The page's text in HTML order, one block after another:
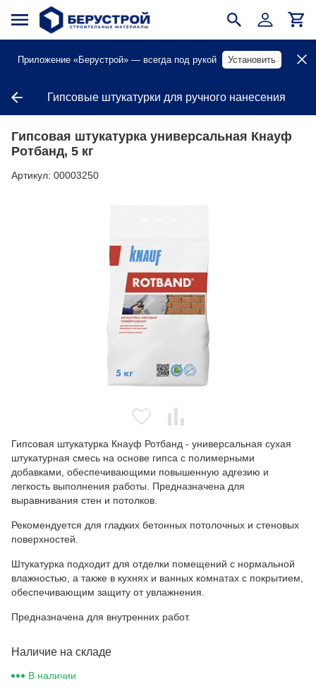
Приложение «Берустрой» — всегда под рукой Установить
Гипсовые штукатурки для ручного нанесения
Гипсовая штукатурка универсальная Кнауф
Ротбанд, 5 кг
Артикул: 00003250
Гипсовая штукатурка Кнауф Ротбанд - универсальная сухая
штукатурная смесь на основе гипса с полимерными
добавками, обеспечивающими повышенную адгезию и
легкость выполнения работы. Предназначена для
выравнивания стен и потолков.
Рекомендуется для гладких бетонных потолочных и стеновых
поверхностей.
Штукатурка подходит для отделки помещений с нормальной
влажностью, а также в кухнях и ванных комнатах с покрытием,
обеспечивающим защиту от увлажнения.
Предназначена для внутренних работ.
Наличие на складе
В наличии